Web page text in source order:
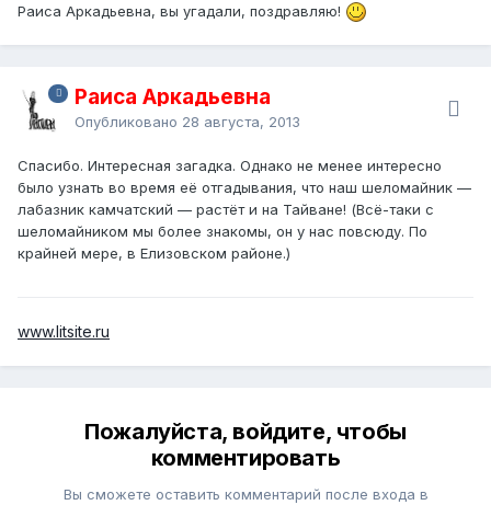
Раиса Аркадьевна, вы угадали, поздравляю!
Раиса Аркадьевна
Опубликовано 28 августа, 2013
Спасибо. Интересная загадка. Однако не менее интересно
было узнать во время её отгадывания, что наш шеломайник —
лабазник камчатский — растёт и на Тайване! (Всё-таки с
шеломайником мы более знакомы, он у нас повсюду. По
крайней мере, в Елизовском районе.)
www.litsite.ru
Пожалуйста, войдите, чтобы
комментировать
Вы сможете оставить комментарий после входа в